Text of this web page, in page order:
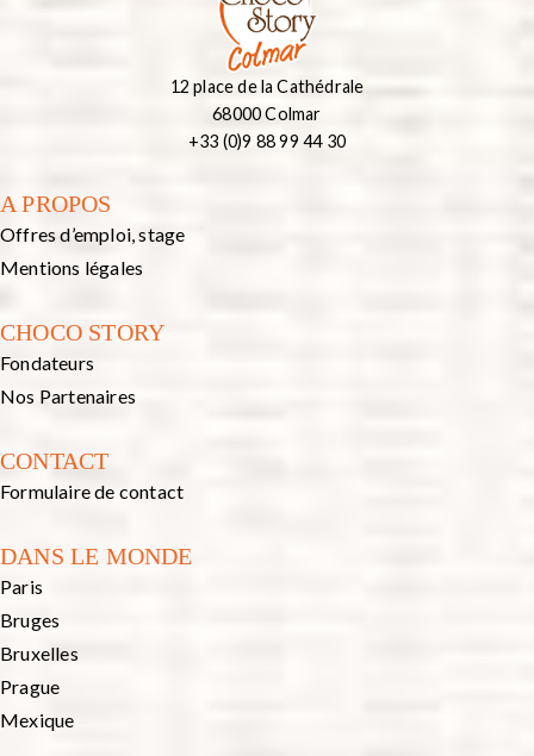
12 place de la Cathédrale
68000 Colmar
+33 (0)9 88 99 44 30
A PROPOS
Offres d’emploi, stage
Mentions légales
CHOCO STORY
Fondateurs
Nos Partenaires
CONTACT
Formulaire de contact
DANS LE MONDE
Paris
Bruges
Bruxelles
Prague
Mexique